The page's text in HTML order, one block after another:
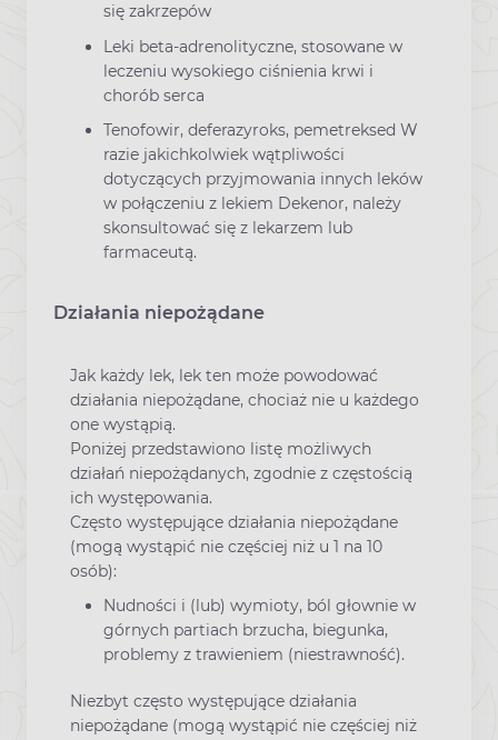
się zakrzepów
Leki beta-adrenolityczne, stosowane w
leczeniu wysokiego ciśnienia krwi i
chorób serca
Tenofowir, deferazyroks, pemetreksed W
razie jakichkolwiek wątpliwości
dotyczących przyjmowania innych leków
w połączeniu z lekiem Dekenor, należy
skonsultować się z lekarzem lub
farmaceutą.
Działania niepożądane
Jak każdy lek, lek ten może powodować
działania niepożądane, chociaż nie u każdego
one wystąpią.
Poniżej przedstawiono listę możliwych
działań niepożądanych, zgodnie z częstością
ich występowania.
Często występujące działania niepożądane
(mogą wystąpić nie częściej niż u 1 na 10
osób):
Nudności i (lub) wymioty, ból głownie w
górnych partiach brzucha, biegunka,
problemy z trawieniem (niestrawność).
Niezbyt często występujące działania
niepożądane (mogą wystąpić nie częściej niż